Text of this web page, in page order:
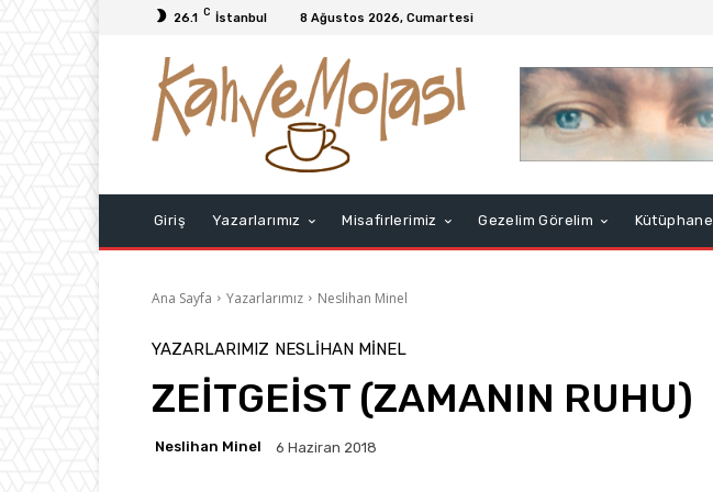
26.1 C İstanbul 8 Ağustos 2026, Cumartesi
Giriş Yazarlarımız Misafirlerimiz Gezelim Görelim Kütüphane
Ana Sayfa Yazarlarımız Neslihan Minel
YAZARLARIMIZ NESLIHAN MINEL
ZEİTGEİST (ZAMANIN RUHU)
Neslihan Minel 6 Haziran 2018